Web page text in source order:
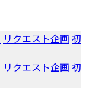
リクエスト企画 初
リクエスト企画 初